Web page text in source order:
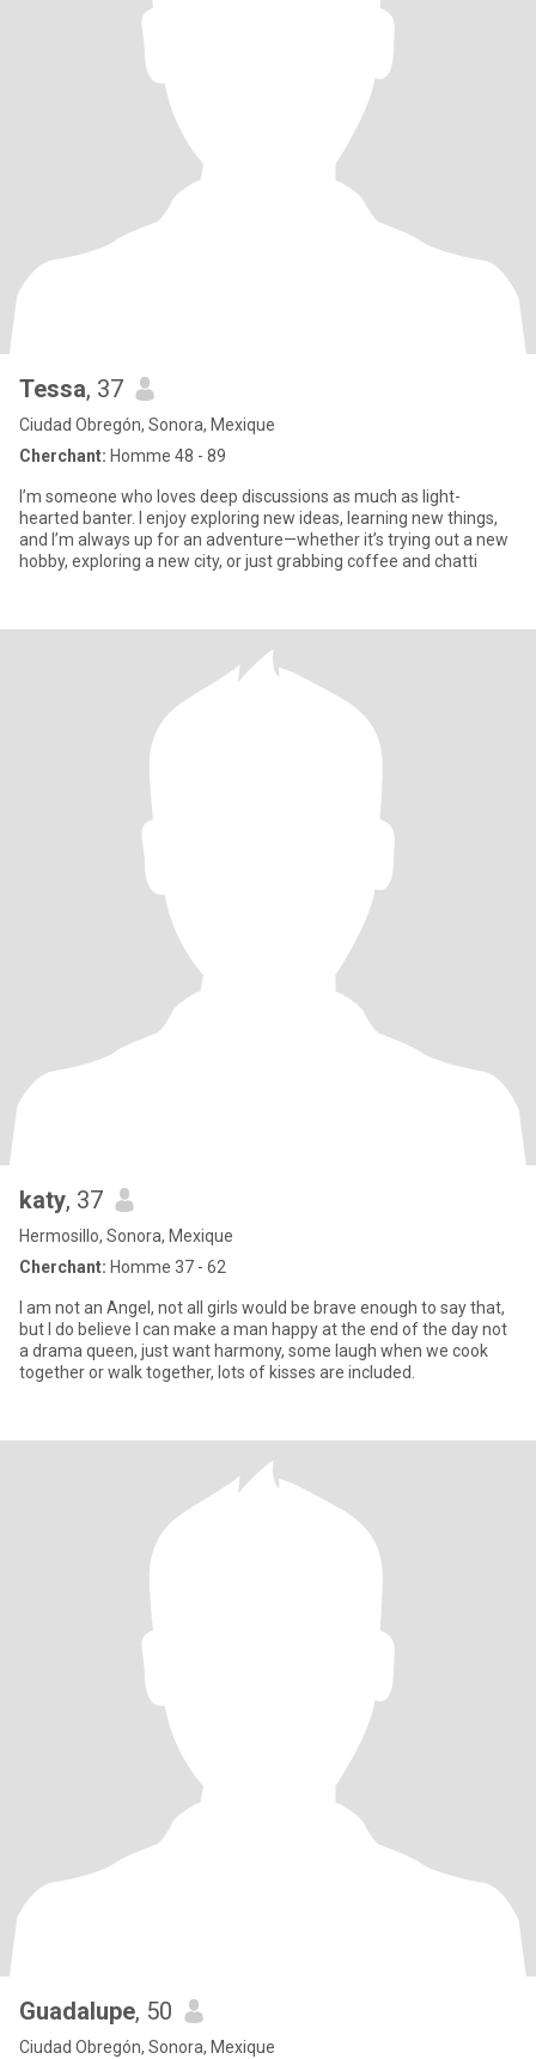
Tessa, 37
Ciudad Obregón, Sonora, Mexique
Cherchant: Homme 48 - 89
I’m someone who loves deep discussions as much as light-
hearted banter. I enjoy exploring new ideas, learning new things,
and I’m always up for an adventure—whether it’s trying out a new
hobby, exploring a new city, or just grabbing coffee and chatti
katy, 37
Hermosillo, Sonora, Mexique
Cherchant: Homme 37 - 62
I am not an Angel, not all girls would be brave enough to say that,
but I do believe I can make a man happy at the end of the day not
a drama queen, just want harmony, some laugh when we cook
together or walk together, lots of kisses are included.
Guadalupe, 50
Ciudad Obregón, Sonora, Mexique